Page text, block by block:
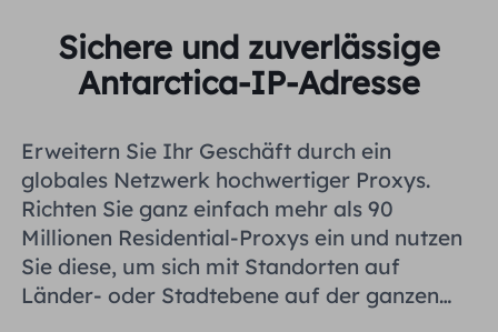
Sichere und zuverlässige
Antarctica-IP-Adresse
Erweitern Sie Ihr Geschäft durch ein
globales Netzwerk hochwertiger Proxys.
Richten Sie ganz einfach mehr als 90
Millionen Residential-Proxys ein und nutzen
Sie diese, um sich mit Standorten auf
Länder- oder Stadtebene auf der ganzen